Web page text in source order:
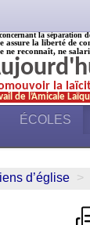
la séparation
assure la liberté de
ne reconnaît, ne
la
de l’Amicale
ÉCOLES
d’église >